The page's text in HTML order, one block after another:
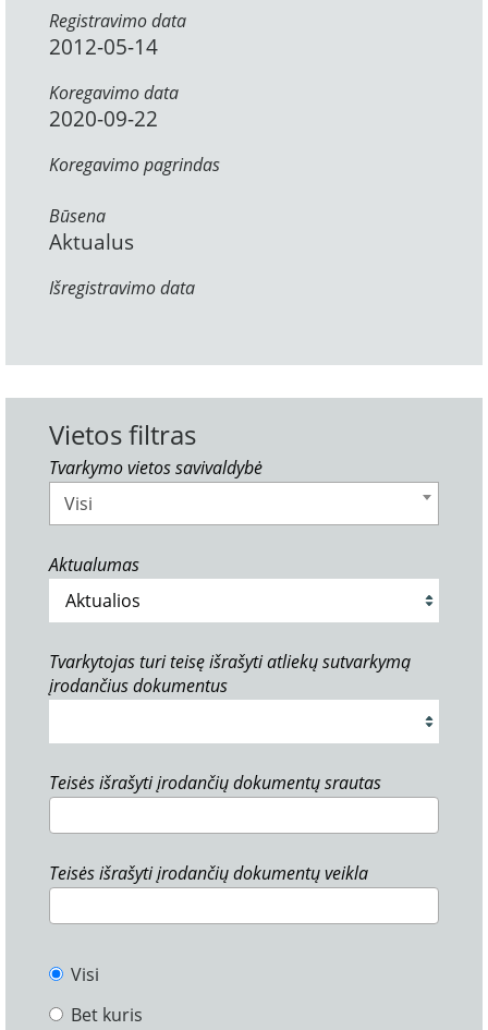
Registravimo data
2012-05-14
Koregavimo data
2020-09-22
Koregavimo pagrindas
Būsena
Aktualus
Išregistravimo data
Vietos filtras
Tvarkymo vietos savivaldybė
Visi
Aktualumas
Tvarkytojas turi teisę išrašyti atliekų sutvarkymą
įrodančius dokumentus
Teisės išrašyti įrodančių dokumentų srautas
Teisės išrašyti įrodančių dokumentų veikla
Visi
Bet kuris